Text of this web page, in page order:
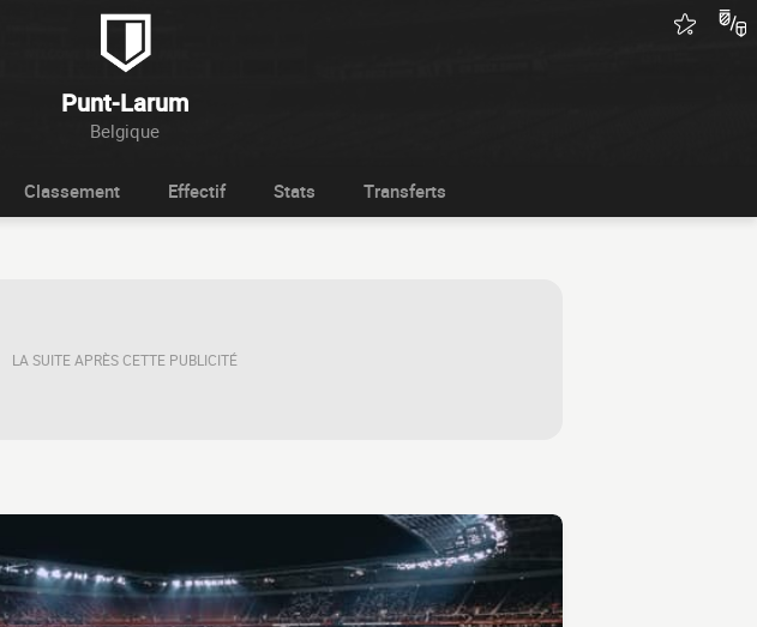
Punt-Larum
Belgique
Classement Effectif Stats Transferts
LA SUITE APRÈS CETTE PUBLICITÉ